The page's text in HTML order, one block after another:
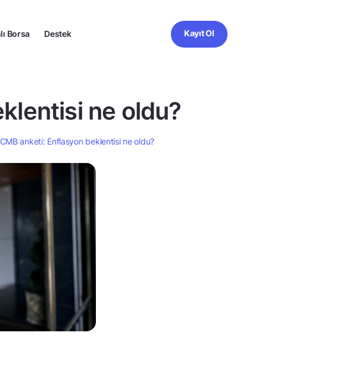
Borsa Destek Kayıt Ol
ne oldu?
anketi: Enflasyon beklentisi ne oldu?